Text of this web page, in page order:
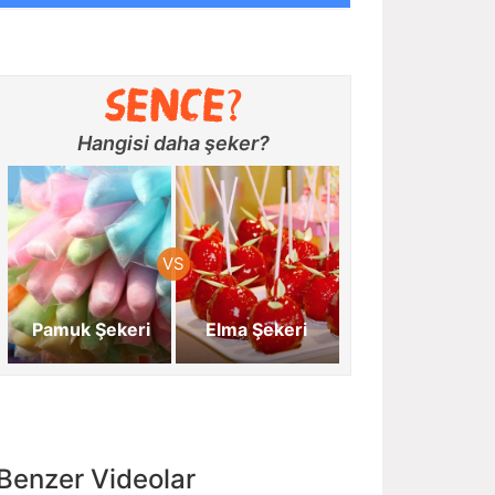
Hangisi daha şeker?
Pamuk Şekeri Elma Şekeri
Videolar